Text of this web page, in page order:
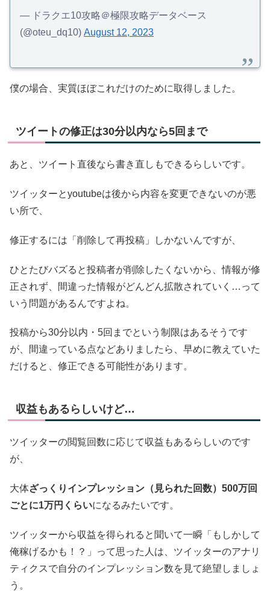
— ドラクエ10攻略＠極限攻略データベース
(@oteu_dq10) August 12, 2023
僕の場合、実質ほぼこれだけのために取得しました。
ツイートの修正は30分以内なら5回まで
あと、ツイート直後なら書き直しもできるらしいです。
ツイッターとyoutubeは後から内容を変更できないのが悪
い所で、
修正するには「削除して再投稿」しかないんですが、
ひとたびバズると投稿者が削除したくないから、情報が修
正されず、間違った情報がどんどん拡散されていく…って
いう問題があるんですよね。
投稿から30分以内・5回までという制限はあるそうです
が、
間違っている点などありましたら、早めに教えていた
だけると、修正できる可能性があります。
収益もあるらしいけど…
ツイッターの閲覧回数に応じて収益もあるらしいのです
が、
大体ざっくりインプレッション（見られた回数）500万回
ごとに1万円くらいになるみたいです。
ツイッターから収益を得られると聞いて一瞬「もしかして
俺稼げるかも！？」って思った人は、ツイッターのアナリ
ティクスで自分のインプレッション数を見て絶望しましょ
う。